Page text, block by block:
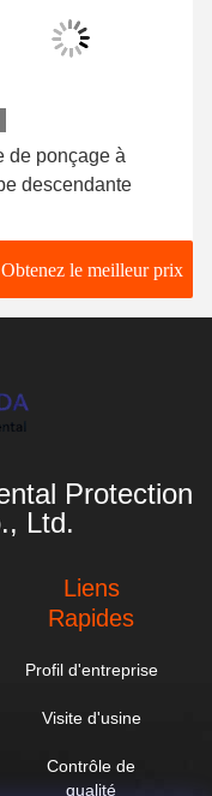
de ponçage à
descendante
Obtenez le meilleur prix
Protection
Ltd.
Liens
Rapides
Profil d'entreprise
Visite d'usine
Contrôle de
qualité